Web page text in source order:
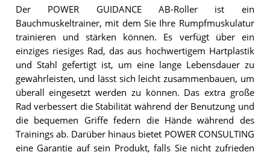
Der POWER GUIDANCE AB-Roller ist ein
Bauchmuskeltrainer, mit dem Sie Ihre Rumpfmuskulatur
trainieren und stärken können. Es verfügt über ein
einziges riesiges Rad, das aus hochwertigem Hartplastik
und Stahl gefertigt ist, um eine lange Lebensdauer zu
gewährleisten, und lässt sich leicht zusammenbauen, um
überall eingesetzt werden zu können. Das extra große
Rad verbessert die Stabilität während der Benutzung und
die bequemen Griffe federn die Hände während des
Trainings ab. Darüber hinaus bietet POWER CONSULTING
eine Garantie auf sein Produkt, falls Sie nicht zufrieden